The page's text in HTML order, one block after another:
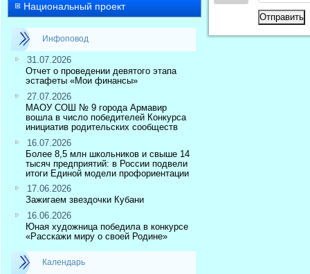
Национальный проект
Инфоповод
31.07.2026
Отчет о проведении девятого этапа
эстафеты «Мои финансы»
27.07.2026
МАОУ СОШ № 9 города Армавир
вошла в число победителей Конкурса
инициатив родительских сообществ
16.07.2026
Более 8,5 млн школьников и свыше 14
тысяч предприятий: в России подвели
итоги Единой модели профориентации
17.06.2026
Зажигаем звездочки Кубани
16.06.2026
Юная художница победила в конкурсе
«Расскажи миру о своей Родине»
Календарь
Отправить